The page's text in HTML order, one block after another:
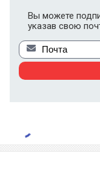
Вы можете
указав свою